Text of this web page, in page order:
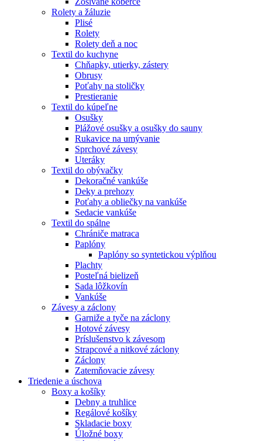
Rolety a žáluzie
Plisé
Rolety
Rolety deň a noc
Textil do kuchyne
Chňapky, utierky, zástery
Obrusy
Poťahy na stoličky
Prestieranie
Textil do kúpeľne
Osušky
Plážové osušky a osušky do sauny
Rukavice na umývanie
Sprchové závesy
Uteráky
Textil do obývačky
Dekoračné vankúše
Deky a prehozy
Poťahy a obliečky na vankúše
Sedacie vankúše
Textil do spálne
Chrániče matraca
Paplóny
Paplóny so syntetickou výplňou
Plachty
Posteľná bielizeň
Sada lôžkovín
Vankúše
Závesy a záclony
Garniže a tyče na záclony
Hotové závesy
Príslušenstvo k závesom
Strapcové a nitkové záclony
Záclony
Zatemňovacie závesy
Triedenie a úschova
Boxy a košíky
Debny a truhlice
Regálové košíky
Skladacie boxy
Úložné boxy